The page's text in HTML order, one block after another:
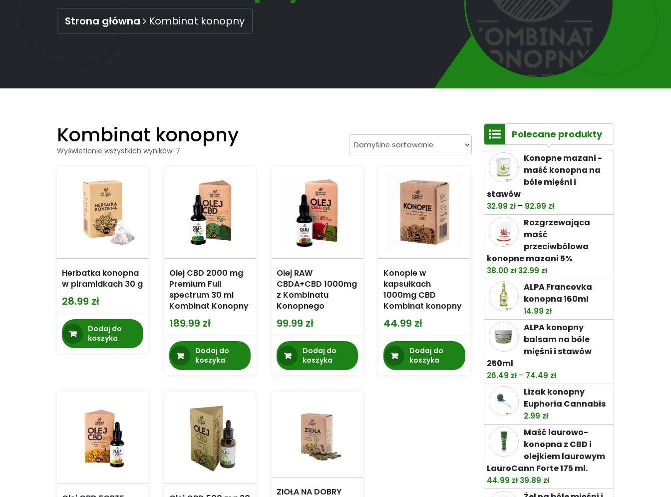
Strona główna Kombinat konopny
Kombinat konopny
Wyświetlanie wszystkich wyników: 7
Herbatka konopna
w piramidkach 30 g
28.99 zł
Dodaj do
koszyka
Olej CBD 2000 mg
Premium Full
spectrum 30 ml
Kombinat Konopny
189.99 zł
Dodaj do
koszyka
Olej RAW
CBDA+CBD 1000mg
z Kombinatu
Konopnego
99.99 zł
Dodaj do
koszyka
Konopie w
kapsułkach
1000mg CBD
Kombinat konopny
44.99 zł
Dodaj do
koszyka
ZIOŁA NA DOBRY
Polecane produkty
Konopne mazani -
maść konopna na
bóle mięśni i
stawów
32.99 zł – 92.99 złZakres
cen:
32.99 zł
do
Rozgrzewająca
maść
przeciwbólowa
konopne mazani 5%
38.00 zł Pierwotna
cena
wynosiła:
38.00 zł.
32.99 złAktualna
cena
wynosi:
32.99 zł.
ALPA Francovka
konopna 160ml
14.99 zł
ALPA konopny
balsam na bóle
mięśni i stawów
250ml
26.49 zł – 74.49 złZakres
cen:
od
do
74.49 zł
Lizak konopny
Euphoria Cannabis
2.99 zł
Maść laurowo-
konopna z CBD i
olejkiem laurowym
LauroCann Forte 175 ml.
44.99 zł Pierwotna
cena
39.89 złAktualna
cena